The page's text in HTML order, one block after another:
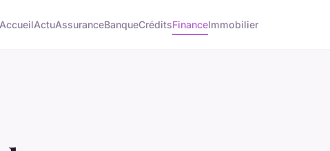
AccueilActuAssuranceBanqueCréditsFinanceImmobilier